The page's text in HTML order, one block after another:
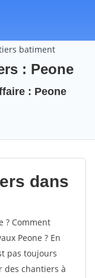
batiment
: Peone
: Peone
dans
? Comment
Peone ? En
pas toujours
des chantiers à